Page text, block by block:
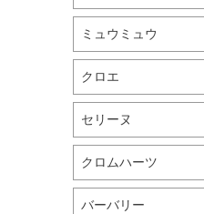
ミュウミュウ
クロエ
セリーヌ
クロムハーツ
バーバリー